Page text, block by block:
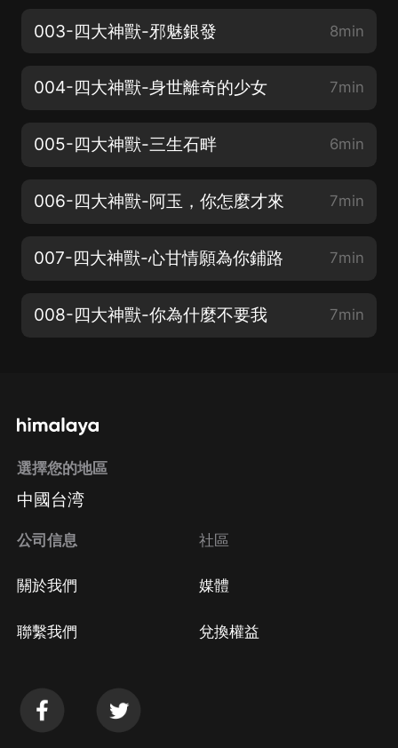
003-四大神獸-邪魅銀發 8min
004-四大神獸-身世離奇的少女 7min
005-四大神獸-三生石畔 6min
006-四大神獸-阿玉，你怎麼才來 7min
007-四大神獸-心甘情願為你鋪路 7min
008-四大神獸-你為什麼不要我 7min
選擇您的地區
中國台湾
公司信息
關於我們
聯繫我們
社區
媒體
兌換權益